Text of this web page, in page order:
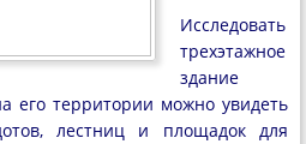
Исследовать
трехэтажное
здание
его территории можно увидеть
лестниц и площадок для